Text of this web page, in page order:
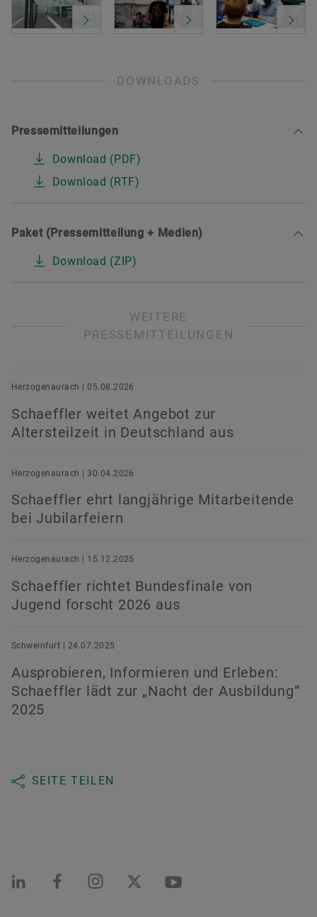
DOWNLOADS
Pressemitteilungen
Download (PDF)
Download (RTF)
Paket (Pressemitteilung + Medien)
Download (ZIP)
WEITERE
PRESSEMITTEILUNGEN
Herzogenaurach | 05.08.2026
Schaeffler weitet Angebot zur
Altersteilzeit in Deutschland aus
Herzogenaurach | 30.04.2026
Schaeffler ehrt langjährige Mitarbeitende
bei Jubilarfeiern
Herzogenaurach | 15.12.2025
Schaeffler richtet Bundesfinale von
Jugend forscht 2026 aus
Schweinfurt | 24.07.2025
Ausprobieren, Informieren und Erleben:
Schaeffler lädt zur „Nacht der Ausbildung“
2025
SEITE TEILEN